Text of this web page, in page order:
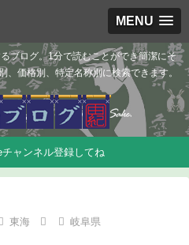
MENU
ブログ。1分で読むことができ簡潔にそ
価格別、特定名称別に検索できます。
ャンネル登録してね
東海 岐阜県